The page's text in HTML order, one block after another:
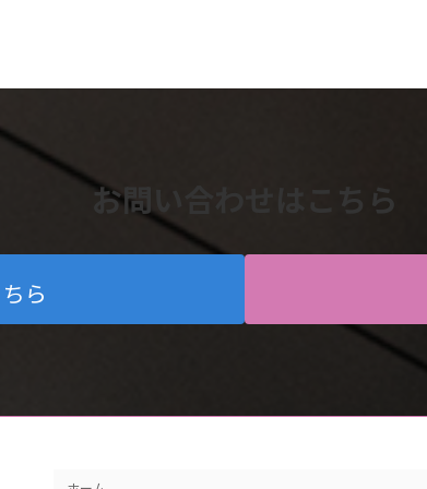
お問い合わせはこちら
ら